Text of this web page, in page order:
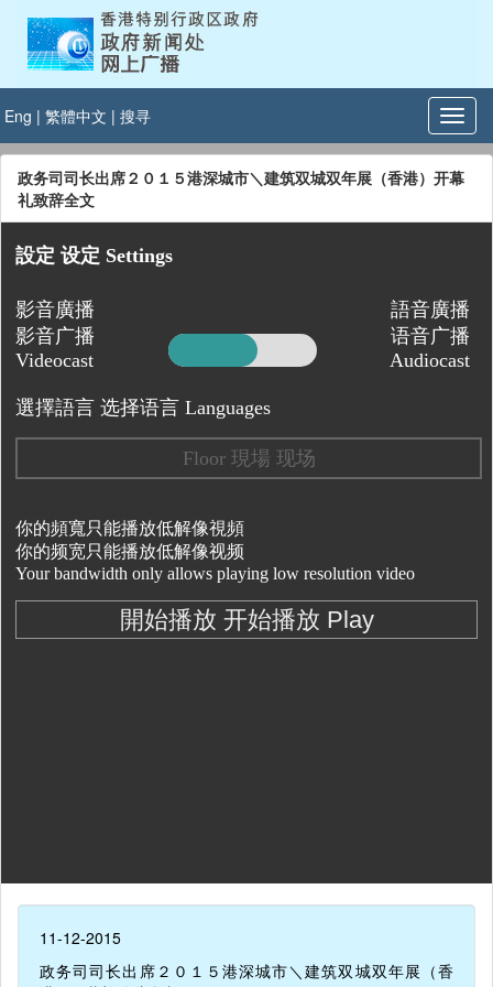
Eng | 繁體中文 | 搜寻
政务司司长出席２０１５港深城市＼建筑双城双年展（香港）开幕
礼致辞全文
11-12-2015
政务司司长出席２０１５港深城市＼建筑双城双年展（香